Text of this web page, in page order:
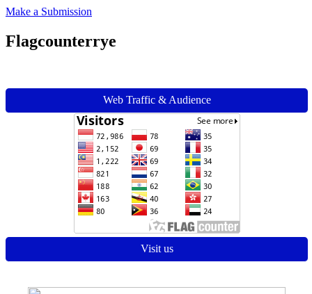
Make a Submission
Flagcounterrye
Web Traffic & Audience
Visit us